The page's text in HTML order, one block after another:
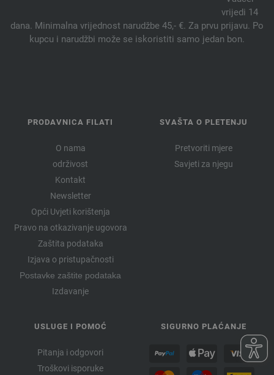
vrijedi 14
dana. Minimalna vrijednost narudžbe 45,- €. Za prvu prijavu. Po
kupcu i narudžbi može se iskoristiti samo jedan bon.
PRODAVNICA FILATI
O nama
održivost
Kontakt
Newsletter
Opći Uvjeti korištenja
Pravo na otkazivanje ugovora
Zaštita podataka
Izjava o pristupačnosti
Postavke zaštite podataka
Izdavanje
SVAŠTA O PLETENJU
Pretvoriti mjere
Savjeti za njegu
USLUGE I POMOĆ
Pitanja i odgovori
Troškovi isporuke
SIGURNO PLAĆANJE